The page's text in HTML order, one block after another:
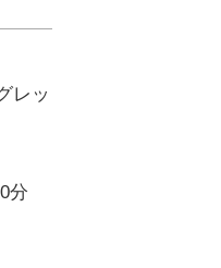
レッ
分